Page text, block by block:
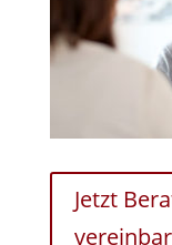
Jetzt